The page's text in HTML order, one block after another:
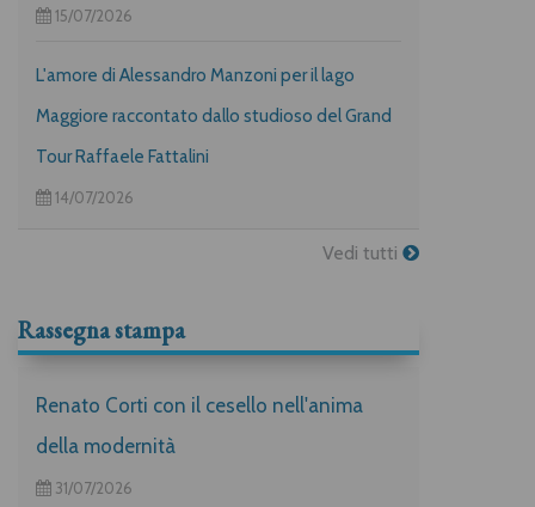
15/07/2026
L'amore di Alessandro Manzoni per il lago
Maggiore raccontato dallo studioso del Grand
Tour Raffaele Fattalini
14/07/2026
Vedi tutti
Rassegna stampa
Renato Corti con il cesello nell'anima
della modernità
31/07/2026